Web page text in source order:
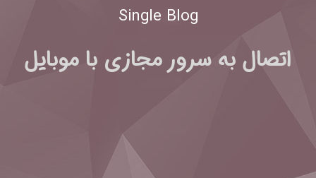
Single Blog
اتصال به سرور مجازی با موبایل